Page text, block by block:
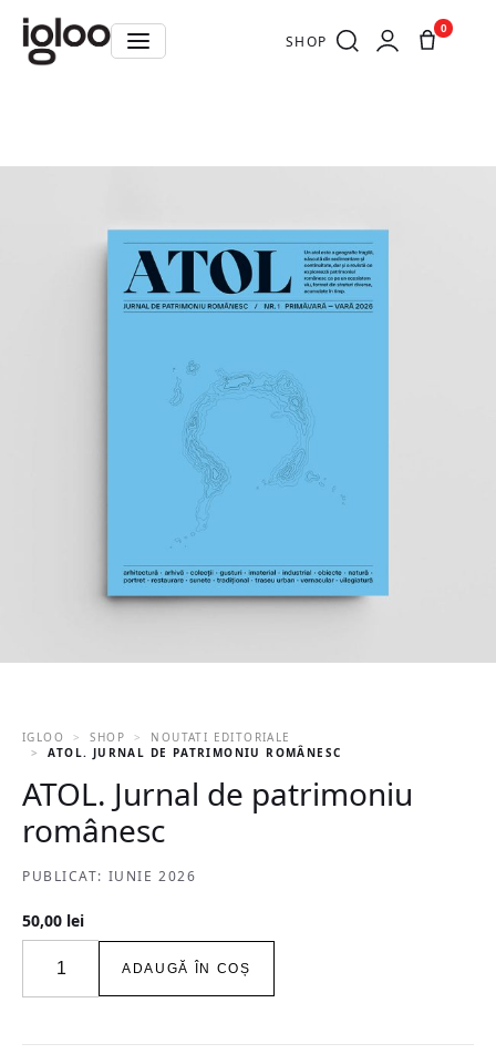
SHOP
0
IGLOO SHOP
NOUTATI EDITORIALE
ATOL. JURNAL DE PATRIMONIU ROMÂNESC
ATOL. Jurnal de patrimoniu
românesc
PUBLICAT: IUNIE 2026
50,00 lei
ATOL.
Jurnal
ADAUGĂ ÎN COȘ